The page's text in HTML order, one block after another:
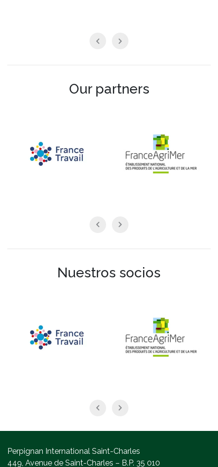
Our partners
Nuestros socios
Perpignan International Saint-Charles
449, Avenue de Saint-Charles – B.P. 35 010